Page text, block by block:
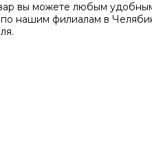
вы можете любым
нашим филиалам в